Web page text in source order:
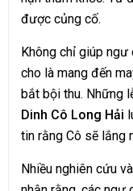
được củng cố.
Không chỉ giúp
cho là mang đến
bắt bội thu. Những
Dinh Cô Long Hải
tin rằng Cô sẽ lắng
Nhiều nghiên cứu